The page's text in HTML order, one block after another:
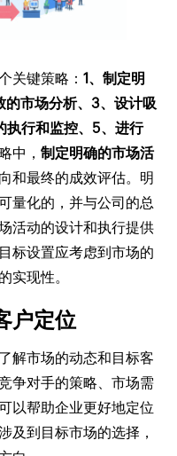
关键策略：1、制定明
的市场分析、3、设计吸
执行和监控、5、进行
中，制定明确的市场活
和最终的成效评估。明
量化的，并与公司的总
活动的设计和执行提供
标设置应考虑到市场的
实现性。
户定位
解市场的动态和目标客
争对手的策略、市场需
以帮助企业更好地定位
及到目标市场的选择，